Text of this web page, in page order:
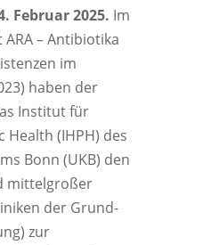
. Februar 2025. Im
– Antibiotika
im
haben der
Institut für
Health (IHPH) des
Bonn (UKB) den
mittelgroßer
der Grund-
zur